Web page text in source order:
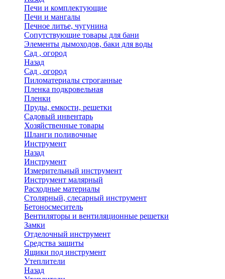
Печи и комплектующие
Печи и мангалы
Печное литье, чугунина
Сопутствующие товары для бани
Элементы дымоходов, баки для воды
Сад , огород
Назад
Сад , огород
Пиломатериалы строганные
Пленка подкровельная
Пленки
Пруды, емкости, решетки
Садовый инвентарь
Хозяйственные товары
Шланги поливочные
Инструмент
Назад
Инструмент
Измерительный инструмент
Инструмент малярный
Расходные материалы
Столярный, слесарный инструмент
Бетоносмеситель
Вентиляторы и вентиляционные решетки
Замки
Отделочный инструмент
Средства защиты
Ящики под инструмент
Утеплители
Назад